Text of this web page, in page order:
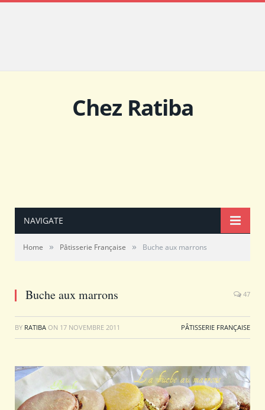
Chez Ratiba
NAVIGATE
Home » Pâtisserie Française » Buche aux marrons
Buche aux marrons 47
BY RATIBA ON 17 NOVEMBRE 2011 PÂTISSERIE FRANÇAISE